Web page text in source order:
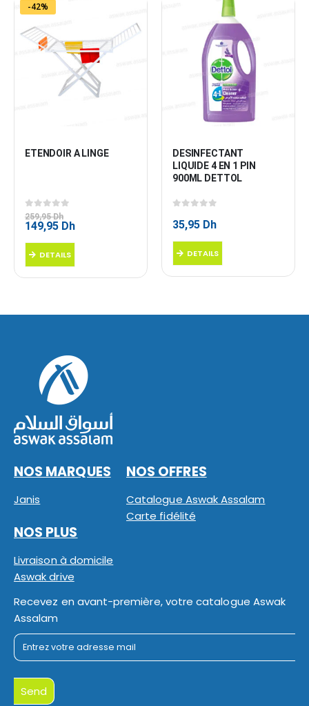
-42%
ETENDOIR A LINGE
0sur 5
259,95Dh
Le
était :
259,95 Dh.
149,95 DhLe
DETAILS
DESINFECTANT
LIQUIDE 4 EN 1 PIN
900ML DETTOL
35,95 Dh
DETAILS
NOS MARQUES
Janis
NOS OFFRES
Catalogue Aswak Assalam
Carte fidélité
NOS PLUS
Livraison à domicile
Aswak drive
Recevez en avant-première, votre catalogue Aswak
Assalam